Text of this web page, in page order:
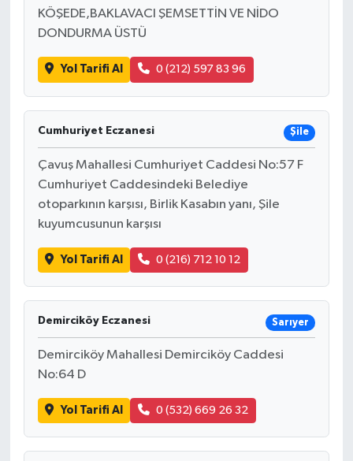
KÖŞEDE,BAKLAVACI ŞEMSETTİN VE NİDO
DONDURMA ÜSTÜ
Yol Tarifi Al 0 (212) 597 83 96
Cumhuriyet Eczanesi Şile
Çavuş Mahallesi Cumhuriyet Caddesi No:57 F
Cumhuriyet Caddesindeki Belediye
otoparkının karşısı, Birlik Kasabın yanı, Şile
kuyumcusunun karşısı
Yol Tarifi Al 0 (216) 712 10 12
Demirciköy Eczanesi Sarıyer
Demirciköy Mahallesi Demirciköy Caddesi
No:64 D
Yol Tarifi Al 0 (532) 669 26 32